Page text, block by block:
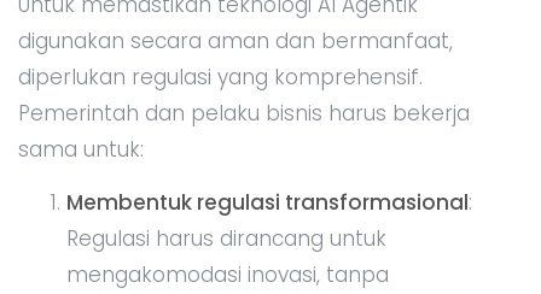
digunakan secara aman dan bermanfaat,
diperlukan regulasi yang komprehensif.
Pemerintah dan pelaku bisnis harus bekerja
sama untuk:
Membentuk regulasi transformasional:
Regulasi harus dirancang untuk
mengakomodasi inovasi, tanpa